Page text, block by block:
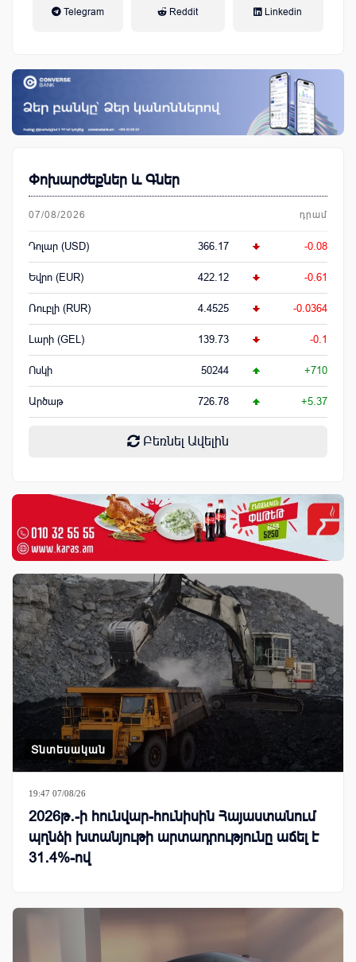
Telegram Reddit Linkedin
Փոխարժեքներ և Գներ
07/08/2026 դրամ
Դոլար (USD) 366.17 -0.08
Եվրո (EUR) 422.12 -0.61
Ռուբլի (RUR) 4.4525 -0.0364
Լարի (GEL) 139.73 -0.1
Ոսկի 50244 +710
Արծաթ 726.78 +5.37
Բեռնել Ավելին
Տնտեսական
19:47 07/08/26
2026թ․-ի հունվար-հունիսին Հայաստանում
պղնձի խտանյութի արտադրությունը աճել է
31․4%-ով